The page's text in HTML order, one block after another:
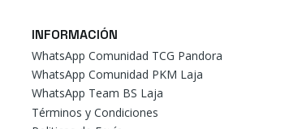
INFORMACIÓN
WhatsApp Comunidad TCG Pandora
WhatsApp Comunidad PKM Laja
WhatsApp Team BS Laja
Términos y Condiciones